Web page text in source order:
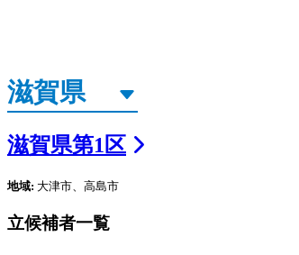
滋賀県第1 区
地域: 大津市、高島市
立候補者一覧